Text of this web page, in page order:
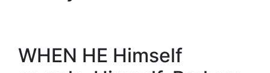
WHEN HE Himself